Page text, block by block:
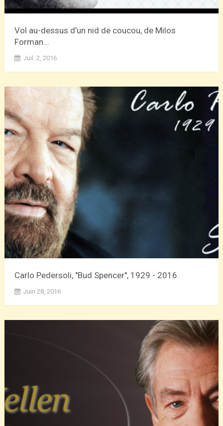
Vol au-dessus d’un nid de coucou, de Milos
Forman...
Juil. 2, 2016
Carlo Pedersoli, "Bud Spencer", 1929 - 2016.
Juin 28, 2016